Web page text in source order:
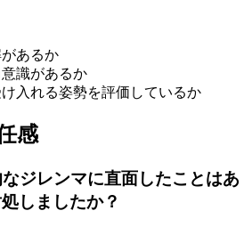
あるか
識があるか
入れる姿勢を評価しているか
感
ジレンマに直面したことはあ
しましたか？